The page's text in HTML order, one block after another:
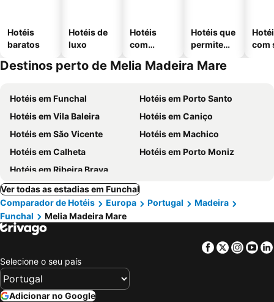
Hotéis
baratos
Hotéis de
luxo
Hotéis
com
Hotéis que
permitem
com
Destinos perto de Melia Madeira Mare
Hotéis em Funchal
Hotéis em Porto Santo
Hotéis em Vila Baleira
Hotéis em Caniço
Hotéis em São Vicente
Hotéis em Machico
Hotéis em Calheta
Hotéis em Porto Moniz
Hotéis em Ribeira Brava
Ver todas as estadias em Funchal
Comparador de Hotéis
Europa Portugal
Madeira
Funchal
Melia Madeira Mare
Facebook
Twitter
Selecione o seu país
Adicionar no Google